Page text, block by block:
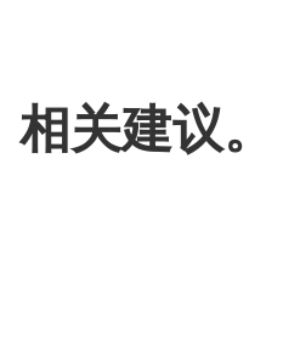
相关建议。